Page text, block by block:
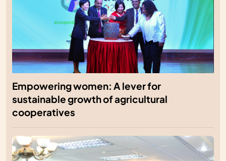
Empowering women: A lever for
sustainable growth of agricultural
cooperatives